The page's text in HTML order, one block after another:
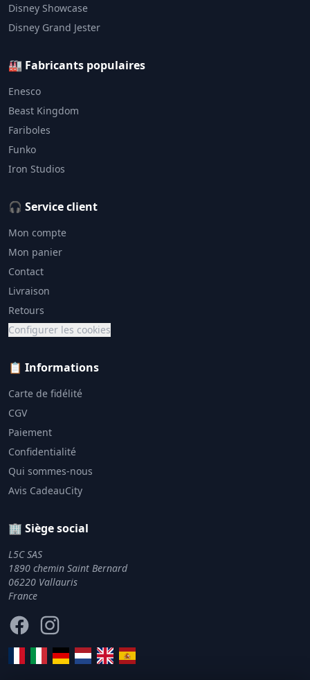
Disney Showcase
Disney Grand Jester
🏭 Fabricants populaires
Enesco
Beast Kingdom
Fariboles
Funko
Iron Studios
🎧 Service client
Mon compte
Mon panier
Contact
Livraison
Retours
Configurer les cookies
📋 Informations
Carte de fidélité
CGV
Paiement
Confidentialité
Qui sommes-nous
Avis CadeauCity
🏢 Siège social
L5C SAS
1890 chemin Saint Bernard
06220 Vallauris
France
FacebookInstagram